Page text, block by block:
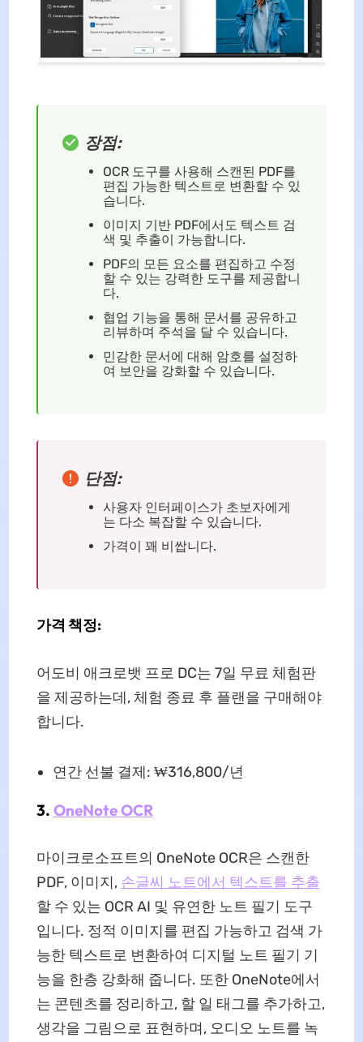
장점:
OCR 도구를 사용해 스캔된 PDF를
편집 가능한 텍스트로 변환할 수 있
습니다.
이미지 기반 PDF에서도 텍스트 검
색 및 추출이 가능합니다.
PDF의 모든 요소를 편집하고 수정
할 수 있는 강력한 도구를 제공합니
다.
협업 기능을 통해 문서를 공유하고
리뷰하며 주석을 달 수 있습니다.
민감한 문서에 대해 암호를 설정하
여 보안을 강화할 수 있습니다.
단점:
사용자 인터페이스가 초보자에게
는 다소 복잡할 수 있습니다.
가격이 꽤 비쌉니다.
가격 책정:
어도비 애크로뱃 프로 DC는 7일 무료 체험판
을 제공하는데, 체험 종료 후 플랜을 구매해야
합니다.
연간 선불 결제: ₩316,800/년
3. OneNote OCR
마이크로소프트의 OneNote OCR은 스캔한
PDF, 이미지, 손글씨 노트에서 텍스트를 추출
할 수 있는 OCR AI 및 유연한 노트 필기 도구
입니다. 정적 이미지를 편집 가능하고 검색 가
능한 텍스트로 변환하여 디지털 노트 필기 기
능을 한층 강화해 줍니다. 또한 OneNote에서
는 콘텐츠를 정리하고, 할 일 태그를 추가하고,
생각을 그림으로 표현하며, 오디오 노트를 녹